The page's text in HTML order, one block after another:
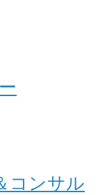
コンサル